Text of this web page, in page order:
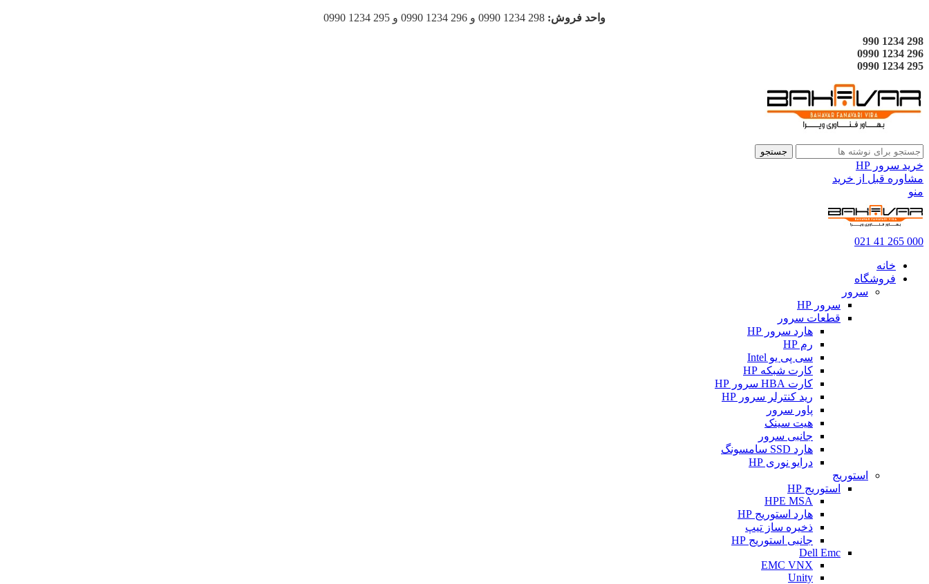
واحد فروش:
298 1234 990
296 1234 0990
295 1234 0990
جستجو
خرید سرور HP
مشاوره قبل از خرید
منو
000 265 41 021
خانه
فروشگاه
سرور
سرور HP
قطعات سرور
هارد سرور HP
رم HP
سی پی یو Intel
کارت شبکه HP
کارت HBA سرور HP
رید کنترلر سرور HP
پاور سرور
هیت سینک
جانبی سرور
هارد SSD سامسونگ
درایو نوری HP
استوریج
استوریج HP
HPE MSA
هارد استوریج HP
ذخیره ساز تیپ
جانبی استوریج HP
Dell Emc
EMC VNX
Unity